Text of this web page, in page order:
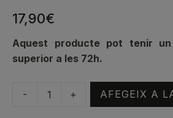
17,90€
Aquest producte pot tenir un
superior a les 72h.
-
quantitat
+ AFEGEIX A